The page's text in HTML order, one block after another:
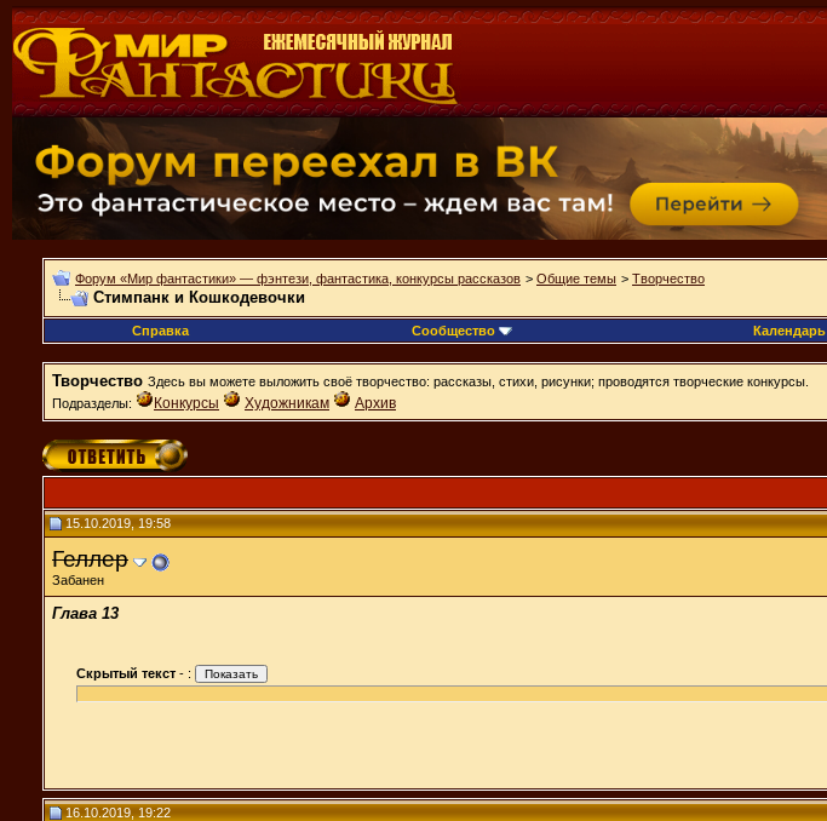
Форум «Мир фантастики» — фэнтези, фантастика, конкурсы рассказов > Общие темы > Творчество
Стимпанк и Кошкодевочки
Справка
Сообщество Календарь
Творчество Здесь вы можете выложить своё творчество: рассказы, стихи, рисунки; проводятся творческие конкурсы.
Подразделы:
Конкурсы Художникам Архив
15.10.2019, 19:58
Геллер
Забанен
Глава 13
Скрытый текст - :
16.10.2019, 19:22